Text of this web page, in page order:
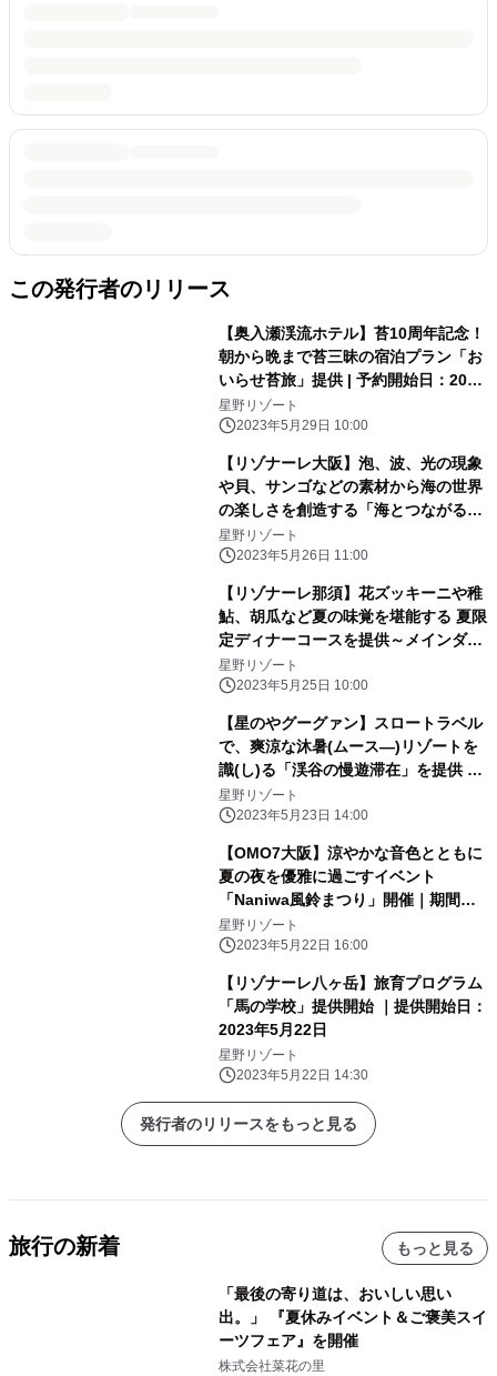
この発行者のリリース
【奥入瀬渓流ホテル】苔10周年記念！
朝から晩まで苔三昧の宿泊プラン「お
いらせ苔旅」提供 | 予約開始日：2023
年6月13日／期間：2023年6月24日〜
2024年6月19日
星野リゾート
2023年5月29日 10:00
【リゾナーレ大阪】泡、波、光の現象
や貝、サンゴなどの素材から海の世界
の楽しさを創造する「海とつながるア
トリエ」誕生｜期間：2023年6月1
日〜9月30日
星野リゾート
2023年5月26日 11:00
【リゾナーレ那須】花ズッキーニや稚
鮎、胡瓜など夏の味覚を堪能する 夏限
定ディナーコースを提供～メインダイ
ニング「OTTO SETTE(オットセッテ)
NASU(ナス)」のフルコース～| 期間：
2023年6月21日～9月15日
星野リゾート
2023年5月25日 10:00
【星のやグーグァン】スロートラベル
で、爽涼な沐暑(ムース―)リゾートを
識(し)る「渓谷の慢遊滞在」を提供 ～
森林散策や川辺のピクニックで谷關(グ
ーグァン)と「つながる」2泊3日の滞
在プログラム～｜期間：2023年7月1
日〜8月31日
星野リゾート
2023年5月23日 14:00
【OMO7大阪】涼やかな音色とともに
夏の夜を優雅に過ごすイベント
「Naniwa風鈴まつり」開催｜期間：
2023年6月1日～8月31日
星野リゾート
2023年5月22日 16:00
【リゾナーレ八ヶ岳】旅育プログラム
「馬の学校」提供開始 ｜提供開始日：
2023年5月22日
星野リゾート
2023年5月22日 14:30
発行者のリリースをもっと見る
旅行の新着 もっと見る
「最後の寄り道は、おいしい思い
出。」 『夏休みイベント＆ご褒美スイ
ーツフェア』を開催
株式会社菜花の里